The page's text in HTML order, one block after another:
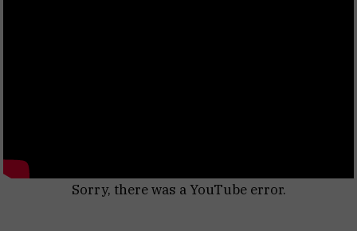
Sorry, there was a YouTube error.